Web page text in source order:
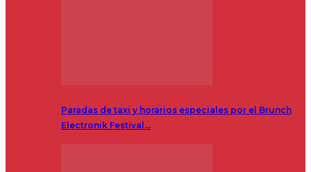
Paradas de taxi y horarios especiales por el Brunch
Electronik Festival…